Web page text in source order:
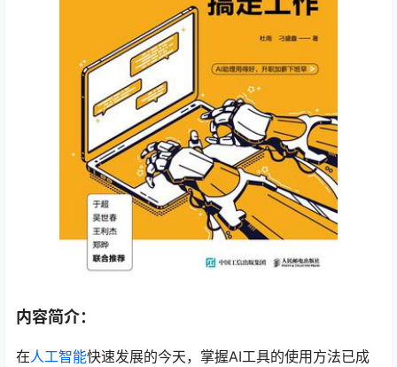
内容简介：
在人工智能快速发展的今天，掌握AI工具的使用方法已成